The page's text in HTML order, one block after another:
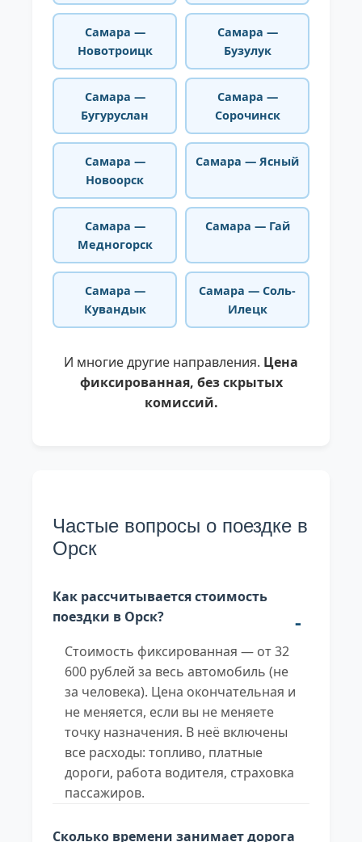
Самара —
Новотроицк
Самара —
Бузулук
Самара —
Бугуруслан
Самара —
Сорочинск
Самара —
Новоорск
Самара — Ясный
Самара —
Медногорск
Самара — Гай
Самара —
Кувандык
Самара — Соль-
Илецк
И многие другие направления. Цена
фиксированная, без скрытых
комиссий.
Частые вопросы о поездке в
Орск
Как рассчитывается стоимость
поездки в Орск?
Стоимость фиксированная — от 32
600 рублей за весь автомобиль (не
за человека). Цена окончательная и
не меняется, если вы не меняете
точку назначения. В неё включены
все расходы: топливо, платные
дороги, работа водителя, страховка
пассажиров.
Сколько времени занимает дорога